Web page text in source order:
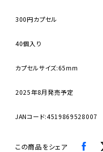
300円カプセル
40個入り
カプセルサイズ:65mm
2025年8月発売予定
JANコード:4519869528007
この商品をシェア